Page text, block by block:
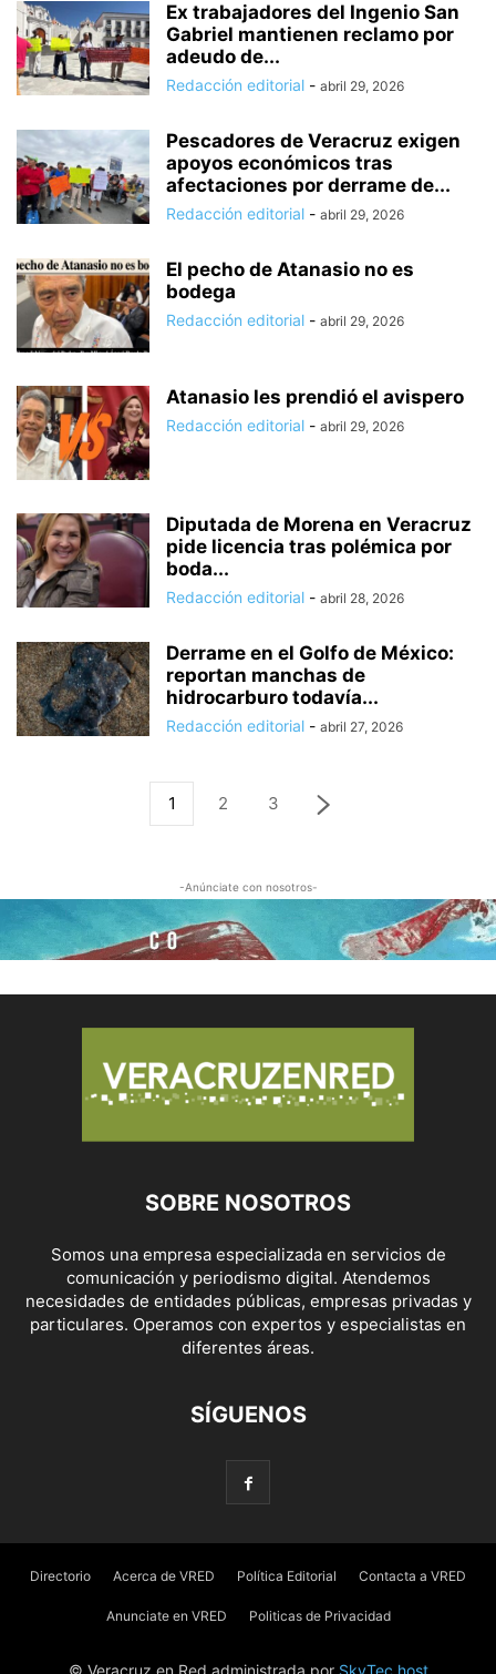
Ex trabajadores del Ingenio San
Gabriel mantienen reclamo por
adeudo de...
Redacción editorial - abril 29, 2026
Pescadores de Veracruz exigen
apoyos económicos tras
afectaciones por derrame de...
Redacción editorial - abril 29, 2026
El pecho de Atanasio no es
bodega
Redacción editorial - abril 29, 2026
Atanasio les prendió el avispero
Redacción editorial - abril 29, 2026
Diputada de Morena en Veracruz
pide licencia tras polémica por
boda...
Redacción editorial - abril 28, 2026
Derrame en el Golfo de México:
reportan manchas de
hidrocarburo todavía...
Redacción editorial - abril 27, 2026
1 2 3
-Anúnciate con nosotros-
SOBRE NOSOTROS
Somos una empresa especializada en servicios de
comunicación y periodismo digital. Atendemos
necesidades de entidades públicas, empresas privadas y
particulares. Operamos con expertos y especialistas en
diferentes áreas.
SÍGUENOS
Directorio Acerca de VRED Política Editorial Contacta a VRED
Anunciate en VRED Politicas de Privacidad
© Veracruz en Red administrada por SkyTec.host